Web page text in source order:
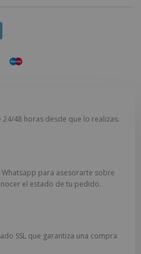
48 horas desde que lo realizas.
para asesorarte sobre
el estado de tu pedido.
SSL que garantiza una compra